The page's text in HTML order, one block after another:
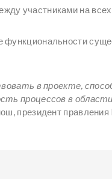
участниками на
в проекте,
процессов в
президент правления